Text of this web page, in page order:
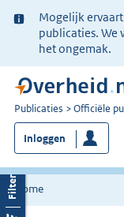
Ter
informatie:
Mogelijk
publicaties. We
het ongemak.
U
bent
nu
hier:
Publicaties Officiële
Inloggen
Home